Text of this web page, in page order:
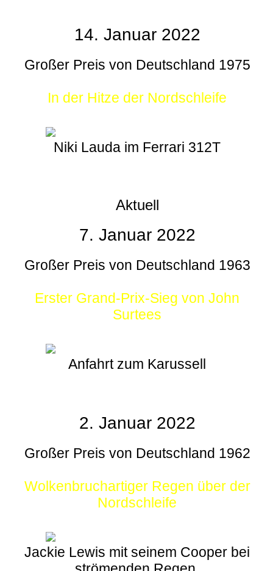
14. Januar 2022
Großer Preis von Deutschland 1975
In der Hitze der Nordschleife
Niki Lauda im Ferrari 312T
Aktuell
7. Januar 2022
Großer Preis von Deutschland 1963
Erster Grand-Prix-Sieg von John
Surtees
Anfahrt zum Karussell
2. Januar 2022
Großer Preis von Deutschland 1962
Wolkenbruchartiger Regen über der
Nordschleife
Jackie Lewis mit seinem Cooper bei